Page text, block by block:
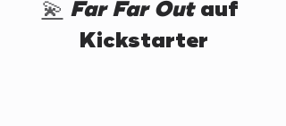
💫 Far Far Out auf
Kickstarter